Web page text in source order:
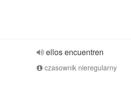
ellos encuentren
czasownik nieregularny